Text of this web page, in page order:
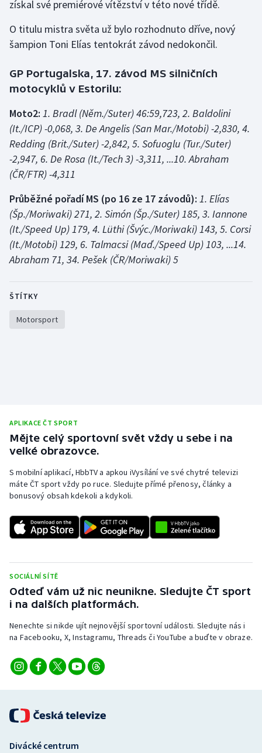
Olympijské hry
Parasport
Plážový volejbal
Ragby
Rychlostní kanoistika
Short track
Stolní tenis
Ostatní
získal své premiérové vítězství v této nové třídě.
O titulu mistra světa už bylo rozhodnuto dříve, nový
šampion Toni Elías tentokrát závod nedokončil.
GP Portugalska, 17. závod MS silničních
motocyklů v Estorilu:
Moto2: 1. Bradl (Něm./Suter) 46:59,723, 2. Baldolini
(It./ICP) -0,068, 3. De Angelis (San Mar./Motobi) -2,830, 4.
Redding (Brit./Suter) -2,842, 5. Sofuoglu (Tur./Suter)
-2,947, 6. De Rosa (It./Tech 3) -3,311, ...10. Abraham
(ČR/FTR) -4,311
Průběžné pořadí MS (po 16 ze 17 závodů): 1. Elías
(Šp./Moriwaki) 271, 2. Simón (Šp./Suter) 185, 3. Iannone
(It./Speed Up) 179, 4. Lüthi (Švýc./Moriwaki) 143, 5. Corsi
(It./Motobi) 129, 6. Talmacsi (Maď./Speed Up) 103, ...14.
Abraham 71, 34. Pešek (ČR/Moriwaki) 5
ŠTÍTKY
Motorsport
APLIKACE ČT SPORT
Mějte celý sportovní svět vždy u sebe i na
velké obrazovce.
S mobilní aplikací, HbbTV a apkou iVysílání ve své chytré televizi
máte ČT sport vždy po ruce. Sledujte přímé přenosy, články a
bonusový obsah kdekoli a kdykoli.
SOCIÁLNÍ SÍTĚ
Odteď vám už nic neunikne. Sledujte ČT sport
i na dalších platformách.
Nenechte si nikde ujít nejnovější sportovní události. Sledujte nás i
na Facebooku, X, Instagramu, Threads či YouTube a buďte v obraze.
Divácké centrum